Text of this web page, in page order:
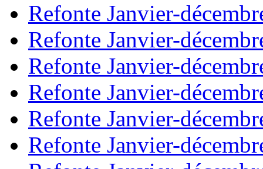
Refonte Janvier-
Refonte Janvier-
Refonte Janvier-
Refonte Janvier-
Refonte Janvier-
Refonte Janvier-